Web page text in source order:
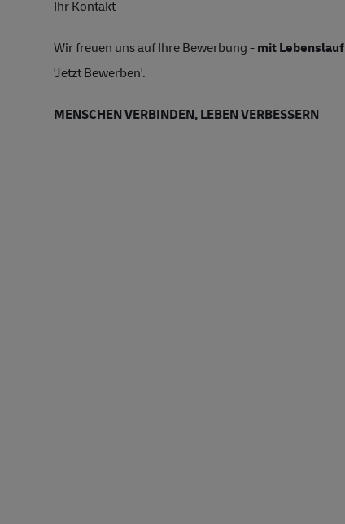
Ihr Kontakt
Wir freuen uns auf Ihre Bewerbung -mit Lebenslauf
'Jetzt Bewerben'.
MENSCHEN VERBINDEN, LEBEN VERBESSERN